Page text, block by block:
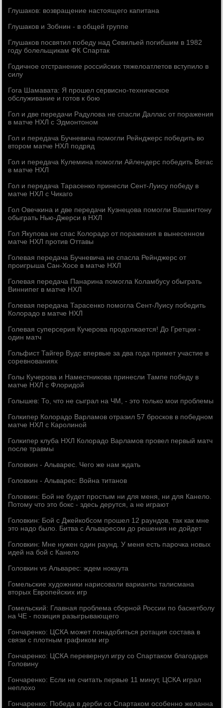
Глушаков: возвращение настоящего капитана
Глушаков и Зобнин - в общей группе
Глушаков посвятил победу над Севильей погибшим в 1982
году болельщикам ФК Спартак
Годичное отстранение российских тяжелоатлетов вступило в
силу
Гога Шамавата: Я прошел сервисно-техническое
обслуживание и готов к бою
Гол и две передачи Радулова не спасли Даллас от поражения
в матче НХЛ с Эдмонтоном
Гол и передача Бучневича помогли Рейнджерс победить во
втором матче НХЛ подряд
Гол и передача Кулемина помогли Айлендерс победить Вегас
в матче НХЛ
Гол и передача Тарасенко принесли Сент-Луису победу в
матче НХЛ с Чикаго
Гол Овечкина и две передачи Кузнецова помогли Вашингтону
обыграть Нью-Джерси в НХЛ
Гол Якупова не спас Колорадо от поражения в вынесенном
матче НХЛ против Оттавы
Голевая передача Бучневича не спасла Рейнджерс от
проигрыша Сан-Хосе в матче НХЛ
Голевая передача Панарина помогла Коламбусу обыграть
Виннипег в матче НХЛ
Голевая передача Тарасенко помогла Сент-Луису победить
Колорадо в матче НХЛ
Голевая суперсерия Кучерова продолжается! До Гретцки -
один матч
Гольфист Тайгер Вудс впервые за два года примет участие в
соревнованиях
Голы Кучерова и Наместникова принесли Тампе победу в
матче НХЛ с Флоридой
Голышев: То, что не сыграл на ЧМ, - это только мои проблемы
Голкипер Колорадо Варламов отразил 57 бросков в победном
матче НХЛ с Каролиной
Голкипер клуба НХЛ Колорадо Варламов провел первый матч
после травмы
Головкин - Альварес. Чего же нам ждать
Головкин - Альварес: Война титанов
Головкин: Бой не будет простым ни для меня, ни для Канело.
Потому что это бокс - здесь дерутся, а не играют
Головкин: Бой с Джейкобсом прошел 12 раундов, так как мне
это надо было. Битва с Альваресом до решения не дойдет
Головкин: Мне нужен один раунд. У меня есть парочка новых
идей на бой с Канело
Головкин vs Альварес: ждем нокаута
Гомельские художники нарисовали варианты талисмана
вторых Европейских игр
Гомельский: Главная проблема сборной России по баскетболу
на ЧЕ - позиция разыгрывающего
Гончаренко: ЦСКА может понадобиться ротация состава в
связи с плотным графиком игр
Гончаренко: ЦСКА перевернул игру со Спартаком благодаря
Головину
Гончаренко: Если не считать первые 11 минут, ЦСКА играл
неплохо
Гончаренко: Победа в дерби со Спартаком особенно желанна